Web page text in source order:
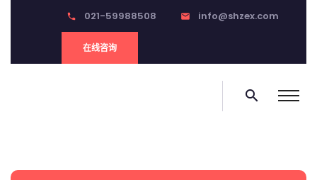
phone 021-59988508 email info@shzex.com
在线咨询
search